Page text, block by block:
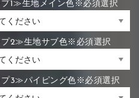
1≫生地メイン色※必須選択
2≫生地サブ色※必須選択
3≫パイピング色※必須選択